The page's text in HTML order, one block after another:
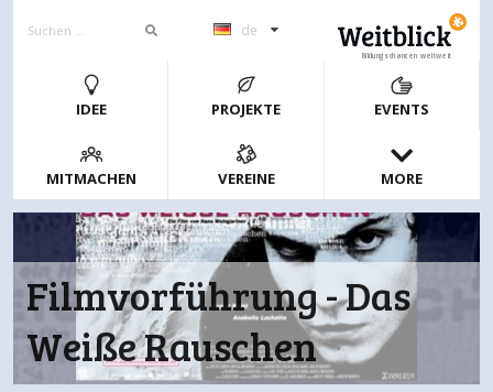
de
Bildungschancen weltweit
IDEE PROJEKTE EVENTS
MITMACHEN VEREINE MORE
Filmvorführung - Das
Weiße Rauschen